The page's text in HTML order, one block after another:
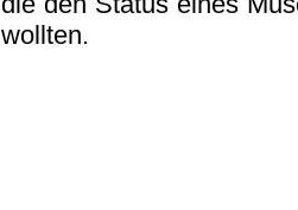
wollten.